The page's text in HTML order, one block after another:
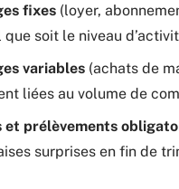
fixes (loyer,
que soit le niveau
variables (achats de
liées au volume de
et prélèvements
surprises en fin de